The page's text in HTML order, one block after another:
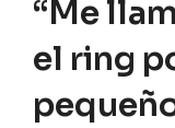
“Me
el ring